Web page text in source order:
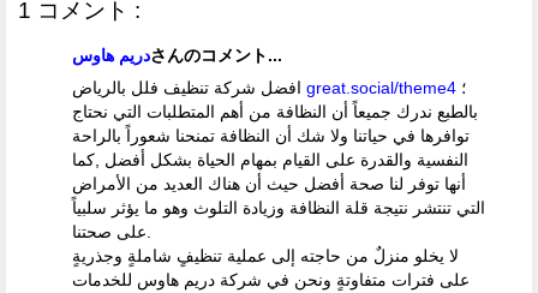
1 コメント :
دريم هاوسさんのコメント...
great.social/theme4
بالطبع ندرك جميعاً أن النظافة من أهم المتطلبات التي نحتاج
توافرها في حياتنا ولا شك أن النظافة تمنحنا شعوراً بالراحة
النفسية والقدرة على القيام بمهام الحياة بشكل أفضل ,كما
أنها توفر لنا صحة أفضل حيث أن هناك العديد من الأمراض
التي تنتشر نتيجة قلة النظافة وزيادة التلوث وهو ما يؤثر سلبياً
لا يخلو منزلٌ من حاجته إلى عملية تنظيفٍ شاملةٍ وجذريةٍ
على فترات متفاوتةٍ ونحن في شركة دريم هاوس للخدمات